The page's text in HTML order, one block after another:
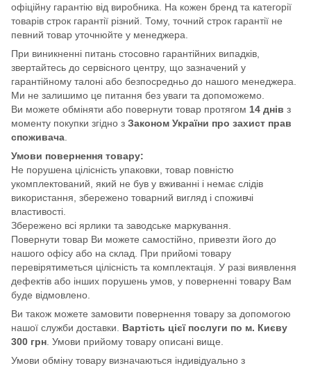
офіційну гарантію від виробника. На кожен бренд та категорії
товарів строк гарантії різний. Тому, точний строк гарантії не
певний товар уточнюйте у менеджера.
При виникненні питань стосовно гарантійних випадків,
звертайтесь до сервісного центру, що зазначений у
гарантійному талоні або безпосредньо до нашого менеджера.
Ми не залишимо це питання без уваги та допоможемо.
Ви можете обміняти або повернути товар протягом 14 днів з
моменту покупки згідно з Законом України про захист прав
споживача
Умови повернення товару:
Не порушена цілісність упаковки, товар повністю
укомплектований, який не був у вживанні і немає слідів
використання, збережено товарний вигляд і споживчі
властивості.
Збережено всі ярлики та заводське маркування.
Повернути товар Ви можете самостійно, привезти його до
нашого офісу або на склад. При прийомі товару
перевірятиметься цілісність та комплектація. У разі виявлення
дефектів або інших порушень умов, у поверненні товару Вам
буде відмовлено.
Ви також можете замовити повернення товару за допомогою
нашої служби доставки. Вартість цієї послуги по м. Києву
300 грн . Умови прийому товару описані вище.
Умови обміну товару визначаються індивідуально з